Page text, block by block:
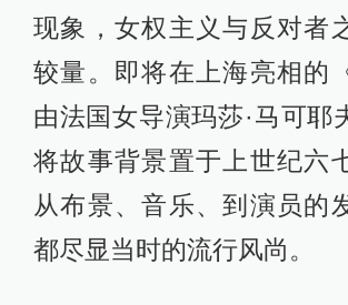
现象，女权主义与反对者
较量。即将在上海亮相的
由法国女导演玛莎·马可耶
将故事背景置于上世纪六
从布景、音乐、到演员的
都尽显当时的流行风尚。